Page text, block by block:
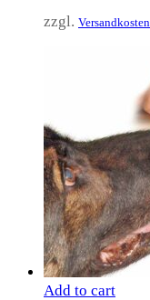
zzgl. Versandkosten
Add to cart